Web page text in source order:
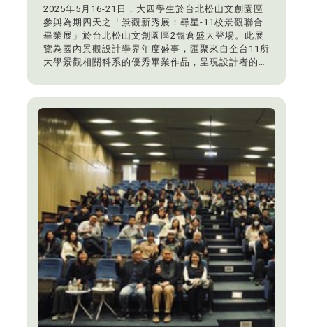
2025年5月16-21日，大四學生於台北松山文創園區
參與為期四天之「景觀新秀展：尋星-11校景觀聯合
畢業展」於台北松山文創園區2號倉盛大登場。此展
覽為國內景觀設計學界年度盛事，匯聚來自全台11所
大學景觀相關科系的優秀畢業作品，呈現設計者的創
以主題「木漏れ日 komorebi」參展，透過光影穿透
時間的細膩感知。